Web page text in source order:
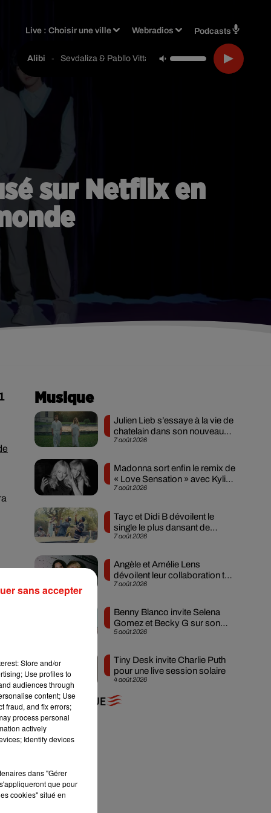
Live :Choisir une ville Webradios Podcasts
Alibi - Sevdaliza & Pabllo Vittar & Yseult
sur Netflix en
Musique
7 août 2026
Julien Lieb s’essaye à la vie de
chatelain dans son nouveau
clip
7 août 2026
Madonna sort enfin le remix de
« Love Sensation » avec Kylie
Minogue
7 août 2026
Tayc et Didi B dévoilent le
single le plus dansant de
l’année
7 août 2026
Angèle et Amélie Lens
dévoilent leur collaboration tant
attendue
5 août 2026
Benny Blanco invite Selena
Gomez et Becky G sur son
nouveau single
4 août 2026
Tiny Desk invite Charlie Puth
pour une live session solaire
+ DE MUSIQUE
Store and/or
Use profiles to
audiences through
content; Use
fraud, and fix errors;
process personal
actively
Identify devices
dans "Gérer
que pour
cookies" situé en
sans accepter